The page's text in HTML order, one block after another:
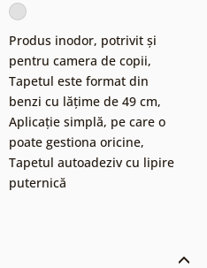
Produs inodor, potrivit și
pentru camera de copii,
Tapetul este format din
benzi cu lățime de 49 cm,
Aplicație simplă, pe care o
poate gestiona oricine,
Tapetul autoadeziv cu lipire
puternică